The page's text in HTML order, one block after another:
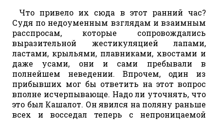
Что привело их сюда в этот ранний час?
Судя по недоуменным взглядам и взаимным
расспросам, которые сопровождались
выразительной жестикуляцией лапами,
ластами, крыльями, плавниками, хвостами и
даже усами, они и сами пребывали в
полнейшем неведении. Впрочем, один из
прибывших мог бы ответить на этот вопрос
вполне исчерпывающе. Надо ли уточнять, что
это был Кашалот. Он явился на поляну раньше
всех и восседал теперь с непроницаемой